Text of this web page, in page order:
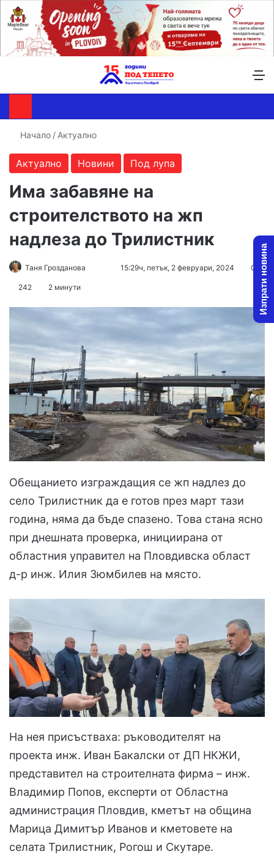
Начало / Актуално
Актуално Новини Под лупа
Има забавяне на
строителството на жп
надлеза до Трилистник
Таня Грозданова
Send15:29ч, петък, 2 февруари, 2024 0
242 2 минути
Обещанието изграждащия се жп надлез до
село Трилистник да е готов през март тази
година, няма да бъде спазено. Това стана ясно
при днешната проверка, инициирана от
областния управител на Пловдивска област
д-р инж. Илия Зюмбилев на място.
На нея присъстваха: ръководителят на
проекта инж. Иван Бакалски от ДП НКЖИ,
представител на строителната фирма – инж.
Владимир Попов, експерти от Областна
администрация Пловдив, кметът на община
Марица Димитър Иванов и кметовете на
селата Трилистник, Рогош и Скутаре.
Изпрати новина